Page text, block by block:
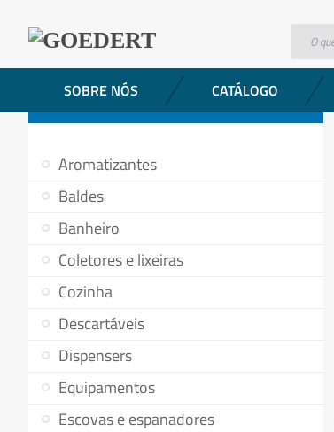
SOBRE NÓS CATÁLOGO
CATEGORIAS DE PRODUTOS
Aromatizantes
Baldes
Banheiro
Coletores e lixeiras
Cozinha
Descartáveis
Dispensers
Equipamentos
Escovas e espanadores